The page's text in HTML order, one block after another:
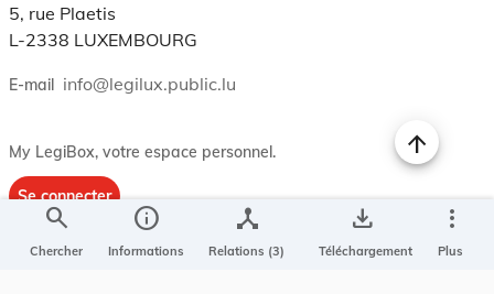
search
Chercher
info
Informations
device_hub
Relations (3)
save_alt
Téléchargement
more_vert
Plus
5, rue Plaetis
L-2338 LUXEMBOURG
E-mail info@legilux.public.lu
My LegiBox, votre espace personnel.
Se connecter
Enregistrer et organiser vos actes préférés, enregistrer vos
recherches, soyez alerté en cas de modification sur un document